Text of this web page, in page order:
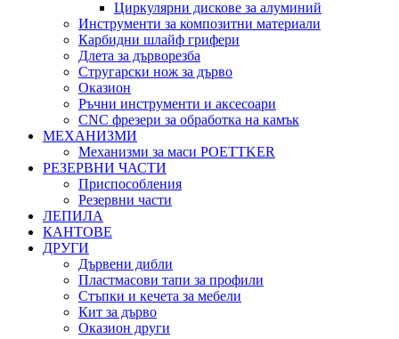
Циркулярни дискове за алуминий
Инструменти за композитни материали
Карбидни шлайф грифери
Длета за дърворезба
Стругарски нож за дърво
Оказион
Ръчни инструменти и аксесоари
CNC фрезери за обработка на камък
МЕХАНИЗМИ
Механизми за маси POETTKER
РЕЗЕРВНИ ЧАСТИ
Приспособления
Резервни части
ЛЕПИЛА
КАНТОВЕ
ДРУГИ
Дървени дибли
Пластмасови тапи за профили
Стъпки и кечета за мебели
Кит за дърво
Оказион други